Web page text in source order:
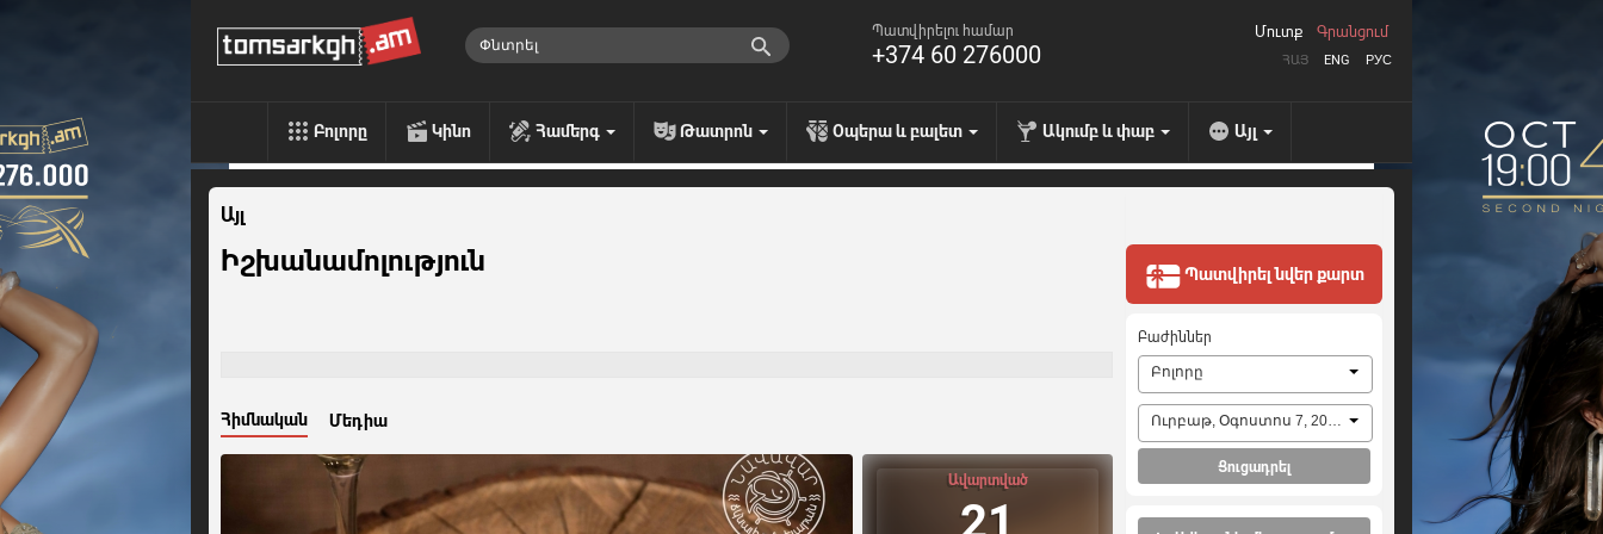
Պատվիրելու համար
+374 60 276000 ՀԱՅ ENG РУС
Մուտք Գրանցում
Բոլորը Կինո Համերգ Թատրոն Օպերա և բալետ Ակումբ և փաբ Այլ
Այլ
Իշխանամոլություն
Հիմնական Մեդիա
Ավարտված
21
Պատվիրել նվեր քարտ
Բաժիններ
Բոլորը
Ուրբաթ, Օգոստոս 7, 2026
Ցուցադրել